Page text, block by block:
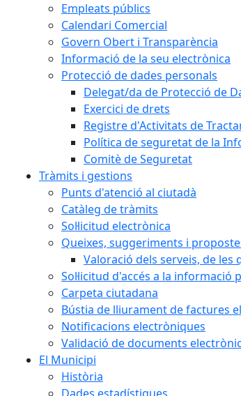
Empleats públics
Calendari Comercial
Govern Obert i Transparència
Informació de la seu electrònica
Protecció de dades personals
Delegat/da de Protecció de
Exercici de drets
Registre d'Activitats de
Política de seguretat de la
Comitè de Seguretat
Tràmits i gestions
Punts d'atenció al ciutadà
Catàleg de tràmits
Sol·licitud electrònica
Queixes, suggeriments i
Valoració dels serveis, de
Sol·licitud d'accés a la informació
Carpeta ciutadana
Bústia de lliurament de factures
Notificacions electròniques
Validació de documents
El Municipi
Història